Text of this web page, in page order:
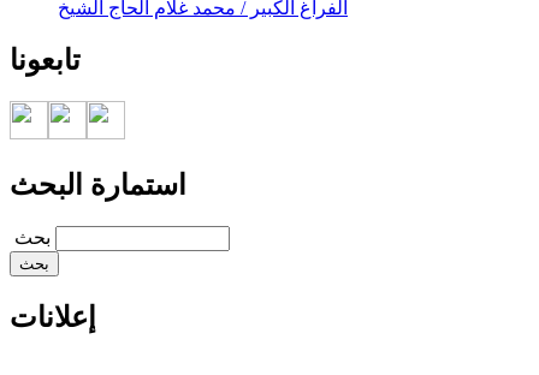
الفراغ الكبير / محمد غلام الحاج الشيخ
تابعونا
استمارة البحث
‏بحث ‏
إعلانات